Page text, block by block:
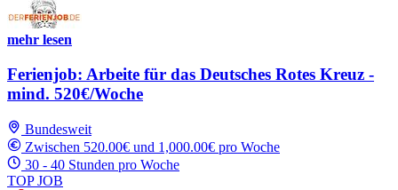
mehr lesen
Ferienjob: Arbeite für das Deutsches Rotes Kreuz -
mind. 520€/Woche
Bundesweit
Zwischen 520.00€ und 1,000.00€ pro Woche
30 - 40 Stunden pro Woche
TOP JOB